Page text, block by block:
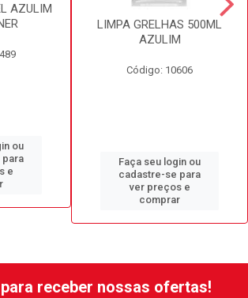
AZULIM
ou
e
LIMPA GRELHAS 500ML
AZULIM
Código: 10606
Faça seu login ou
cadastre-se para
ver preços e
comprar
receber nossas ofertas!